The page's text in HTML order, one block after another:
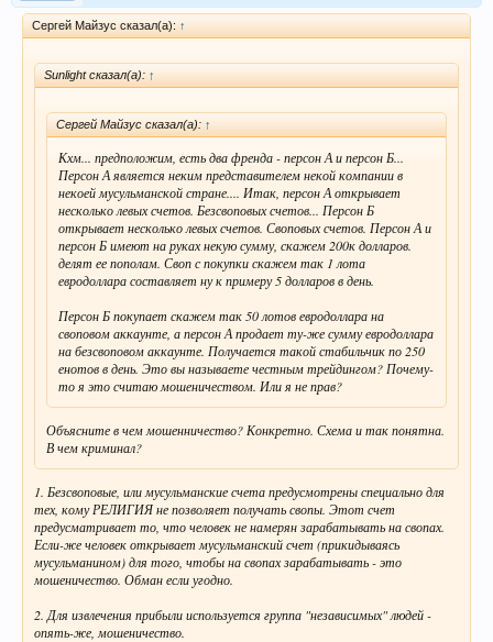
Сергей Майзус сказал(а): ↑
Sunlight сказал(а): ↑
Сергей Майзус сказал(а): ↑
Кхм... предположим, есть два френда - персон А и персон Б...
Персон А является неким представителем некой компании в
некоей мусульманской стране.... Итак, персон А открывает
несколько левых счетов. Безсвоповых счетов... Персон Б
открывает несколько левых счетов. Своповых счетов. Персон А и
персон Б имеют на руках некую сумму, скажем 200к долларов.
делят ее пополам. Своп с покупки скажем так 1 лота
евродоллара составляет ну к примеру 5 долларов в день.
Персон Б покупает скажем так 50 лотов евродоллара на
своповом аккаунте, а персон А продает ту-же сумму евродоллара
на безсвоповом аккаунте. Получается такой стабильчик по 250
енотов в день. Это вы называете честным трейдингом? Почему-
то я это считаю мошеничеством. Или я не прав?
Объясните в чем мошенничество? Конкретно. Схема и так понятна.
В чем криминал?
1. Безсвоповые, или мусульманские счета предусмотрены специально для
тех, кому РЕЛИГИЯ не позволяет получать свопы. Этот счет
предусматривает то, что человек не намерян зарабатывать на свопах.
Если-же человек открывает мусульманский счет (прикидываясь
мусульманином) для того, чтобы на свопах зарабатывать - это
мошеничество. Обман если угодно.
2. Для извлечения прибыли используется группа "независимых" людей -
опять-же, мошеничество.